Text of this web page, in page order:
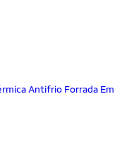
Antifrio Forrada Em